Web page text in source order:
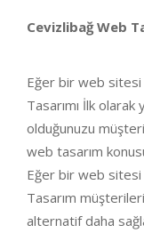
Cevizlibağ Web
Eğer bir web sitesi
Tasarımı İlk olarak
olduğunuzu
web tasarım
Eğer bir web sitesi
Tasarım
alternatif daha